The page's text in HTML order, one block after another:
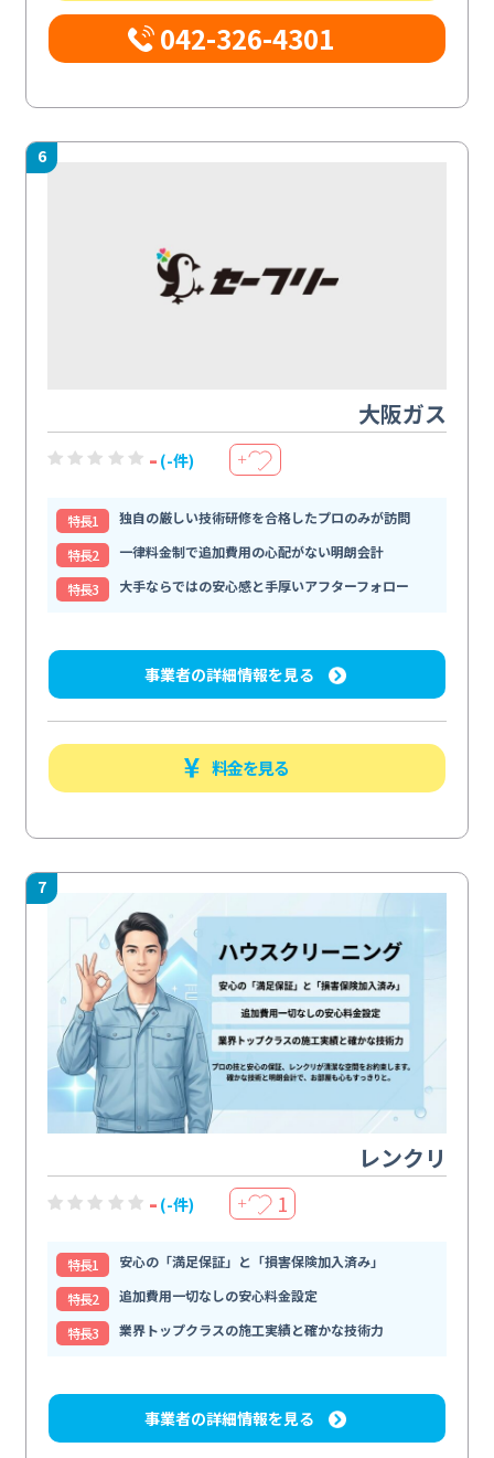
042-326-4301
6
大阪ガス
- (-件) ＋
特⻑1
独自の厳しい技術研修を合格したプロのみが訪問
特⻑2
一律料金制で追加費用の心配がない明朗会計
特⻑3
大手ならではの安心感と手厚いアフターフォロー
事業者の詳細情報を見る
料金を見る
7
レンクリ
- (-件) ＋ 1
特⻑1
安心の「満足保証」と「損害保険加入済み」
特⻑2
追加費用一切なしの安心料金設定
特⻑3
業界トップクラスの施工実績と確かな技術力
事業者の詳細情報を見る